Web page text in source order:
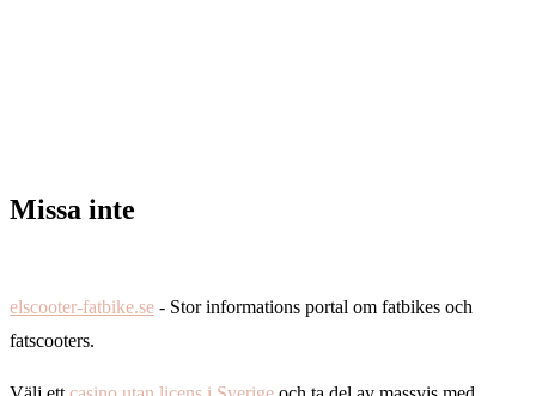
Missa inte
elscooter-fatbike.se - Stor informations portal om fatbikes och
fatscooters.